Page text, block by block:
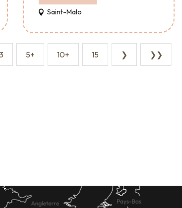
Saint-Malo
5+ 10+ 15 ❯ ❯❯